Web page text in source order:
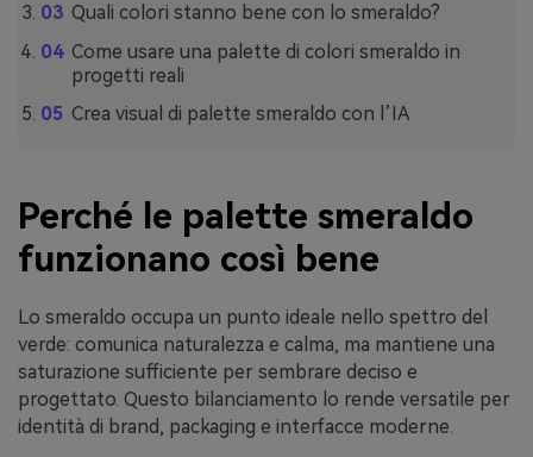
Quali colori stanno bene con lo smeraldo?
Come usare una palette di colori smeraldo in
progetti reali
Crea visual di palette smeraldo con l’IA
Perché le palette smeraldo
funzionano così bene
Lo smeraldo occupa un punto ideale nello spettro del
verde: comunica naturalezza e calma, ma mantiene una
saturazione sufficiente per sembrare deciso e
progettato. Questo bilanciamento lo rende versatile per
identità di brand, packaging e interfacce moderne.